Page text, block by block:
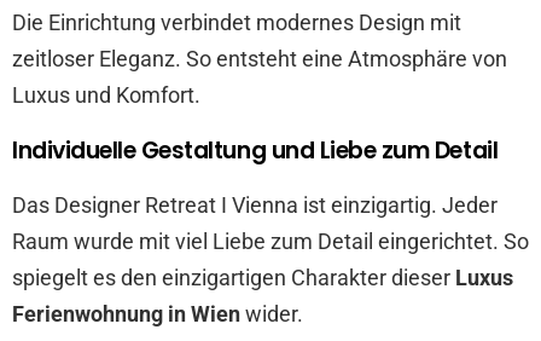
Die Einrichtung verbindet modernes Design mit
zeitloser Eleganz. So entsteht eine Atmosphäre von
Luxus und Komfort.
Individuelle Gestaltung und Liebe zum Detail
Das Designer Retreat I Vienna ist einzigartig. Jeder
Raum wurde mit viel Liebe zum Detail eingerichtet. So
spiegelt es den einzigartigen Charakter dieser Luxus
Ferienwohnung in Wienwider.